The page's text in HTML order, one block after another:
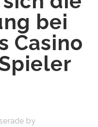
bei
Casino
by